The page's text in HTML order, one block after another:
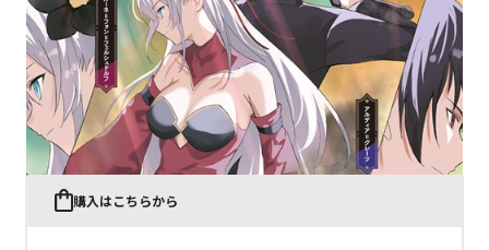
購入はこちらから